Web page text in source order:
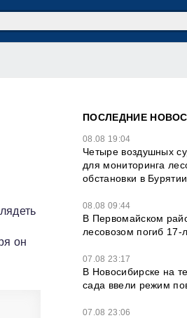
он
ПОСЛЕДНИЕ
08.08 19:04
Четыре воздушных
для мониторинга
обстановки в Бурятии
08.08 09:44
В Первомайском
лесовозом погиб 17-
07.08 23:17
В Новосибирске на
сада ввели режим
07.08 23:06